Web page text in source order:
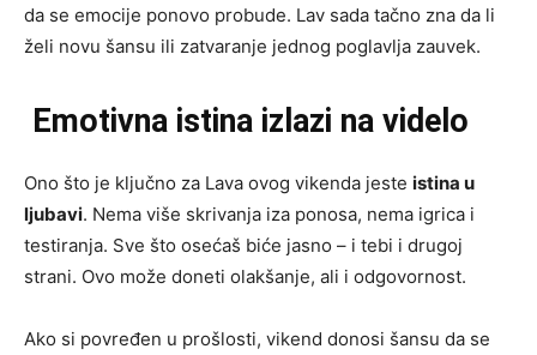
da se emocije ponovo probude. Lav sada tačno zna da li
želi novu šansu ili zatvaranje jednog poglavlja zauvek.
Emotivna istina izlazi na videlo
Ono što je ključno za Lava ovog vikenda jeste istina u
ljubavi. Nema više skrivanja iza ponosa, nema igrica i
testiranja. Sve što osećaš biće jasno – i tebi i drugoj
strani. Ovo može doneti olakšanje, ali i odgovornost.
Ako si povređen u prošlosti, vikend donosi šansu da se